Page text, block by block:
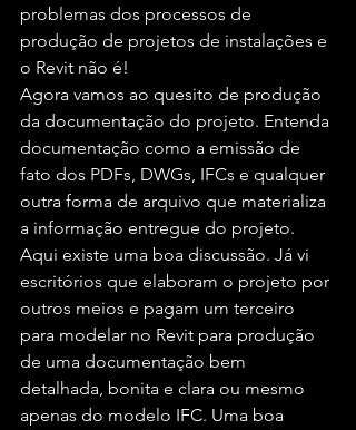
problemas dos processos de
produção de projetos de instalações e
o Revit não é!
Agora vamos ao quesito de produção
da documentação do projeto. Entenda
documentação como a emissão de
fato dos PDFs, DWGs, IFCs e qualquer
outra forma de arquivo que materializa
a informação entregue do projeto.
Aqui existe uma boa discussão. Já vi
escritórios que elaboram o projeto por
outros meios e pagam um terceiro
para modelar no Revit para produção
de uma documentação bem
detalhada, bonita e clara ou mesmo
apenas do modelo IFC. Uma boa